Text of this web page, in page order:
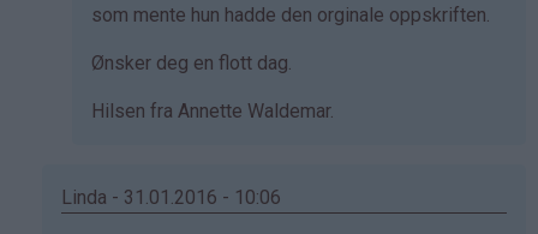
som mente hun hadde den orginale oppskriften.
Ønsker deg en flott dag.
Hilsen fra Annette Waldemar.
Linda - 31.01.2016 - 10:06